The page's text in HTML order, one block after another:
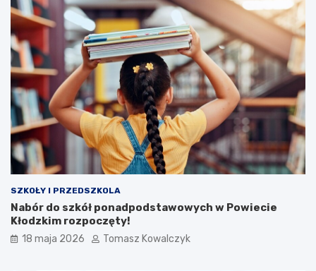
SZKOŁY I PRZEDSZKOLA
Nabór do szkół ponadpodstawowych w Powiecie
Kłodzkim rozpoczęty!
18 maja 2026 Tomasz Kowalczyk